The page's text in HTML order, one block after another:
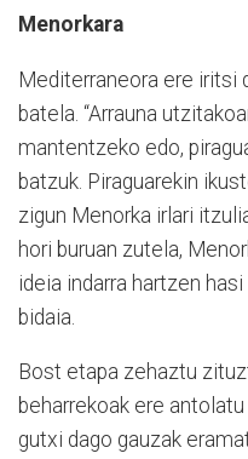
Menorkara
Mediterraneora ere iritsi
batela. “Arrauna
mantentzeko edo,
batzuk. Piraguarekin
zigun Menorka irlari
hori buruan zutela,
ideia indarra hartzen
bidaia.
Bost etapa zehaztu
beharrekoak ere
gutxi dago gauzak